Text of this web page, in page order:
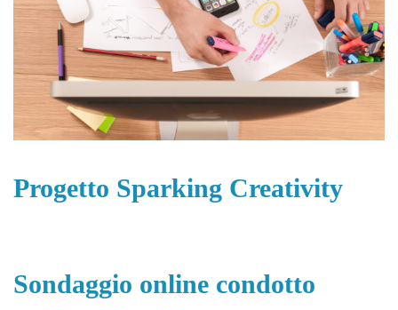
Progetto Sparking Creativity
Sondaggio online condotto